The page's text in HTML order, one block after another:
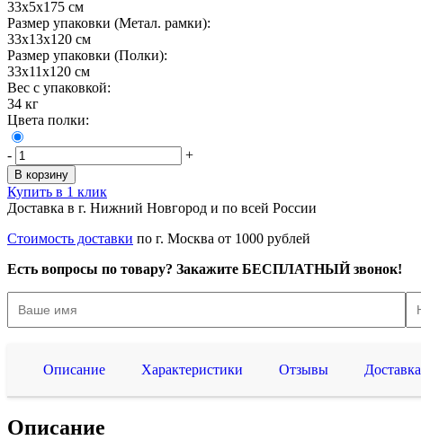
33х5х175 см
Размер упаковки (Метал. рамки):
33х13х120 см
Размер упаковки (Полки):
33х11х120 см
Вес с упаковкой:
34 кг
Цвета полки:
- +
В корзину
Купить в 1 клик
Доставка в г. Нижний Новгород и по всей России
Стоимость доставки по г. Москва от 1000 рублей
Есть вопросы по товару? Закажите БЕСПЛАТНЫЙ звонок!
Описание Характеристики Отзывы Доставка
Описание